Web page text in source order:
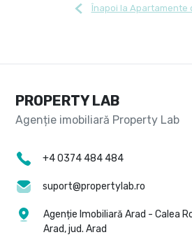
Înapoi la Apartamente
PROPERTY LAB
+4 0374 484 484
suport@propertylab.ro
Agenție Imobiliară Arad - Calea
Arad, jud. Arad